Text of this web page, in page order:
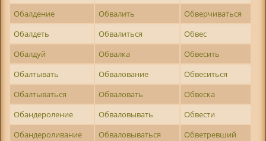
Обалдение
Обвалить
Обверчиваться
Обалдеть
Обвалиться
Обвес
Обалдуй
Обвалка
Обвесить
Обалтывать
Обвалование
Обвеситься
Обалтываться
Обваловать
Обвеска
Обандероление
Обваловывать
Обвести
Обандероливание
Обваловываться
Обветревший